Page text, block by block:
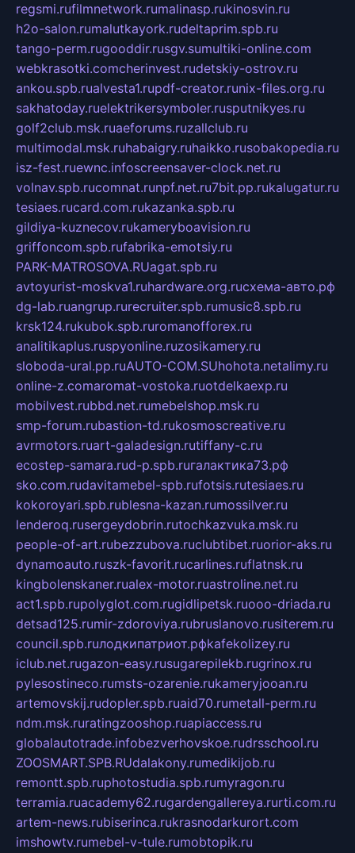
regsmi.rufilmnetwork.rumalinasp.rukinosvin.ru
h2o-salon.rumalutkayork.rudeltaprim.spb.ru
tango-perm.rugooddir.rusgv.sumultiki-online.com
webkrasotki.comcherinvest.rudetskiy-ostrov.ru
ankou.spb.rualvesta1.rupdf-creator.runix-files.org.ru
sakhatoday.ruelektrikersymboler.rusputnikyes.ru
golf2club.msk.ruaeforums.ruzallclub.ru
multimodal.msk.ruhabaigry.ruhaikko.rusobakopedia.ru
isz-fest.ruewnc.infoscreensaver-clock.net.ru
volnav.spb.rucomnat.runpf.net.ru7bit.pp.rukalugatur.ru
tesiaes.rucard.com.rukazanka.spb.ru
gildiya-kuznecov.rukameryboavision.ru
griffoncom.spb.rufabrika-emotsiy.ru
PARK-MATROSOVA.RUagat.spb.ru
avtoyurist-moskva1.ruhardware.org.ruсхема-авто.рф
dg-lab.ruangrup.rurecruiter.spb.rumusic8.spb.ru
krsk124.rukubok.spb.ruromanofforex.ru
analitikaplus.ruspyonline.ruzosikamery.ru
sloboda-ural.pp.ruAUTO-COM.SUhohota.netalimy.ru
online-z.comaromat-vostoka.ruotdelkaexp.ru
mobilvest.rubbd.net.rumebelshop.msk.ru
smp-forum.rubastion-td.rukosmoscreative.ru
avrmotors.ruart-galadesign.rutiffany-c.ru
ecostep-samara.rud-p.spb.ruгалактика73.рф
sko.com.rudavitamebel-spb.rufotsis.rutesiaes.ru
kokoroyari.spb.rublesna-kazan.rumossilver.ru
lenderoq.rusergeydobrin.rutochkazvuka.msk.ru
people-of-art.rubezzubova.ruclubtibet.ruorior-aks.ru
dynamoauto.ruszk-favorit.rucarlines.ruflatnsk.ru
kingbolenskaner.rualex-motor.ruastroline.net.ru
act1.spb.rupolyglot.com.rugidlipetsk.ruooo-driada.ru
detsad125.rumir-zdoroviya.rubruslanovo.rusiterem.ru
council.spb.ruлодкипатриот.рфkafekolizey.ru
iclub.net.rugazon-easy.rusugarepilekb.rugrinox.ru
pylesostineco.rumsts-ozarenie.rukameryjooan.ru
artemovskij.rudopler.spb.ruaid70.rumetall-perm.ru
ndm.msk.ruratingzooshop.ruapiaccess.ru
globalautotrade.infobezverhovskoe.rudrsschool.ru
ZOOSMART.SPB.RUdalakony.rumedikijob.ru
remontt.spb.ruphotostudia.spb.rumyragon.ru
terramia.ruacademy62.rugardengallereya.rurti.com.ru
artem-news.rubiserinca.rukrasnodarkurort.com
imshowtv.rumebel-v-tule.rumobtopik.ru